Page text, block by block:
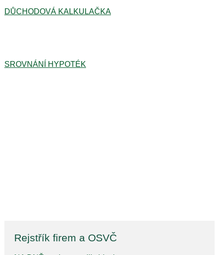
DŮCHODOVÁ KALKULAČKA
SROVNÁNÍ HYPOTÉK
Rejstřík firem a OSVČ